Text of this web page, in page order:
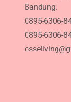
Bandung.
0895-6306-
0895-6306-